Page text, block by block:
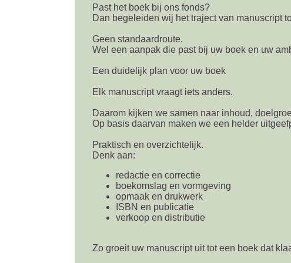
Past het boek bij ons fonds?
Dan begeleiden wij het traject van manuscript
Geen standaardroute.
Wel een aanpak die past bij uw boek en uw
Een duidelijk plan voor uw boek
Elk manuscript vraagt iets anders.
Daarom kijken we samen naar inhoud,
Op basis daarvan maken we een helder
Praktisch en overzichtelijk.
Denk aan:
redactie en correctie
boekomslag en vormgeving
opmaak en drukwerk
ISBN en publicatie
verkoop en distributie
Zo groeit uw manuscript uit tot een boek dat